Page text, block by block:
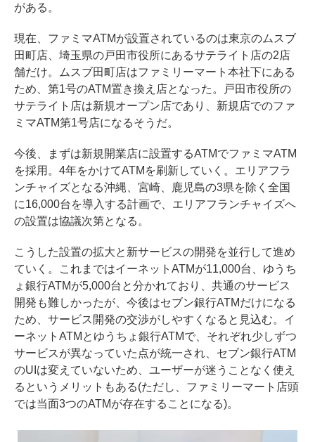
がある。
現在、ファミマATMが設置されているのは東京のムスブ
田町店、埼玉県の戸田市役所にあるサテライト店の2店
舗だけ。ムスブ田町店はファミリーマート本社下にある
ため、第1号のATM置き換え店となった。戸田市役所の
サテライト店は新規オープン店であり、新規店でのファ
ミマATM第1号店になるそうだ。
今後、まずは新規開業店に設置するATMでファミマATM
を採用。4年をかけてATMを刷新していく。エリアフラ
ンチャイズとなる沖縄、宮崎、鹿児島の3県を除く全国
に16,000台を導入する計画で、エリアフランチャイズへ
の設置は協議次第となる。
こうした設置の拡大と新サービスの開発を並行して進め
ていく。これまではイーネットATMが11,000台、ゆうち
ょ銀行ATMが5,000台と分かれており、共通のサービス
開発も難しかったが、今後はセブン銀行ATMだけになる
ため、サービス開発の交渉がしやすくなると見込む。イ
ーネットATMとゆうちょ銀行ATMで、それぞれ少しずつ
サービスが異なっていた点が統一され、セブン銀行ATM
のUIは変えていないため、ユーザーが迷うことなく使え
るというメリットもある(ただし、ファミリーマート店頭
では当面3つのATMが存在することになる)。